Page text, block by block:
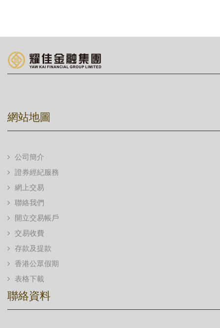
網站地圖
公司簡介
證券經紀服務
網上交易
聯絡我們
開立交易帳戶
交易收費
存款及提款
香港公眾假期
表格下載
聯絡資料